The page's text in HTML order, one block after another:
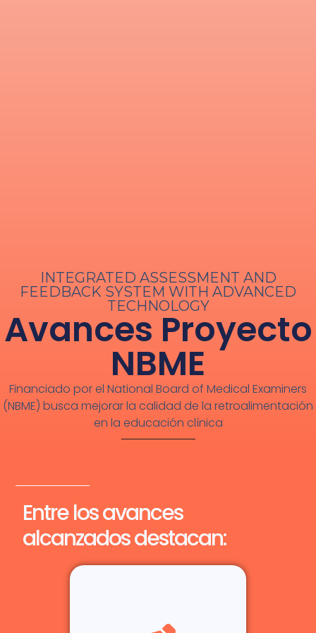
INTEGRATED ASSESSMENT AND
FEEDBACK SYSTEM WITH ADVANCED
TECHNOLOGY
Avances Proyecto
NBME
Financiado por el National Board of Medical Examiners
(NBME) busca mejorar la calidad de la retroalimentación
en la educación clínica
Entre los avances
alcanzados destacan: